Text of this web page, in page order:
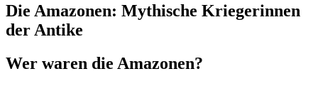
Die Amazonen: Mythische Kriegerinnen
der Antike
Wer waren die Amazonen?